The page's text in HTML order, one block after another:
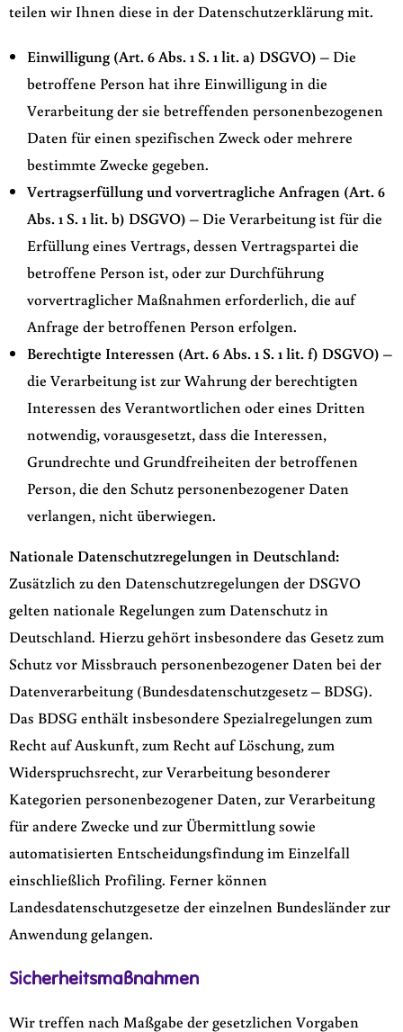
teilen wir Ihnen diese in der Datenschutzerklärung mit.
Einwilligung (Art. 6 Abs. 1 S. 1 lit. a) DSGVO) – Die
betroffene Person hat ihre Einwilligung in die
Verarbeitung der sie betreffenden personenbezogenen
Daten für einen spezifischen Zweck oder mehrere
bestimmte Zwecke gegeben.
Vertragserfüllung und vorvertragliche Anfragen (Art. 6
Abs. 1 S. 1 lit. b) DSGVO) – Die Verarbeitung ist für die
Erfüllung eines Vertrags, dessen Vertragspartei die
betroffene Person ist, oder zur Durchführung
vorvertraglicher Maßnahmen erforderlich, die auf
Anfrage der betroffenen Person erfolgen.
Berechtigte Interessen (Art. 6 Abs. 1 S. 1 lit. f) DSGVO) –
die Verarbeitung ist zur Wahrung der berechtigten
Interessen des Verantwortlichen oder eines Dritten
notwendig, vorausgesetzt, dass die Interessen,
Grundrechte und Grundfreiheiten der betroffenen
Person, die den Schutz personenbezogener Daten
verlangen, nicht überwiegen.
Nationale Datenschutzregelungen in Deutschland:
Zusätzlich zu den Datenschutzregelungen der DSGVO
gelten nationale Regelungen zum Datenschutz in
Deutschland. Hierzu gehört insbesondere das Gesetz zum
Schutz vor Missbrauch personenbezogener Daten bei der
Datenverarbeitung (Bundesdatenschutzgesetz – BDSG).
Das BDSG enthält insbesondere Spezialregelungen zum
Recht auf Auskunft, zum Recht auf Löschung, zum
Widerspruchsrecht, zur Verarbeitung besonderer
Kategorien personenbezogener Daten, zur Verarbeitung
für andere Zwecke und zur Übermittlung sowie
automatisierten Entscheidungsfindung im Einzelfall
einschließlich Profiling. Ferner können
Landesdatenschutzgesetze der einzelnen Bundesländer zur
Anwendung gelangen.
Sicherheitsmaßnahmen
Wir treffen nach Maßgabe der gesetzlichen Vorgaben